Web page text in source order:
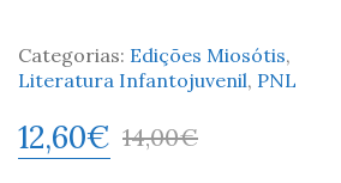
Categorias: Edições Miosótis,
Literatura Infantojuvenil, PNL
14,00€
12,60€